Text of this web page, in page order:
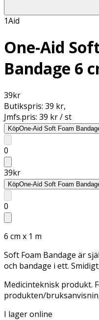
1Aid
One-Aid
Bandage 6
39kr
Butikspris: 39 kr,
Jmfs.pris: 39 kr / st
KöpOne-Aid Soft Foam
0
39kr
KöpOne-Aid Soft Foam
0
6 cm x 1 m
Soft Foam Bandage är
och bandage i ett.
Medicinteknisk produkt.
produkten/
I lager online